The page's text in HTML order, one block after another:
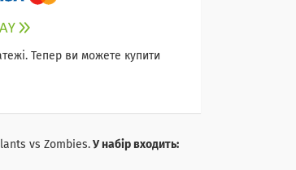
Тепер ви можете купити
vs Zombies. У набір входить: